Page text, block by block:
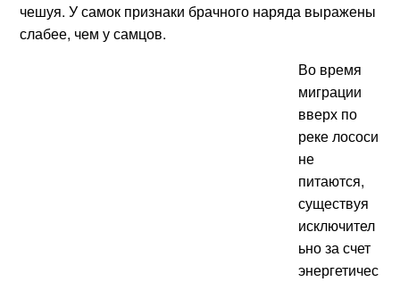
чешуя. У самок признаки брачного наряда выражены
слабее, чем у самцов.
Во время
миграции
вверх по
реке лососи
не
питаются,
существуя
исключител
ьно за счет
энергетичес